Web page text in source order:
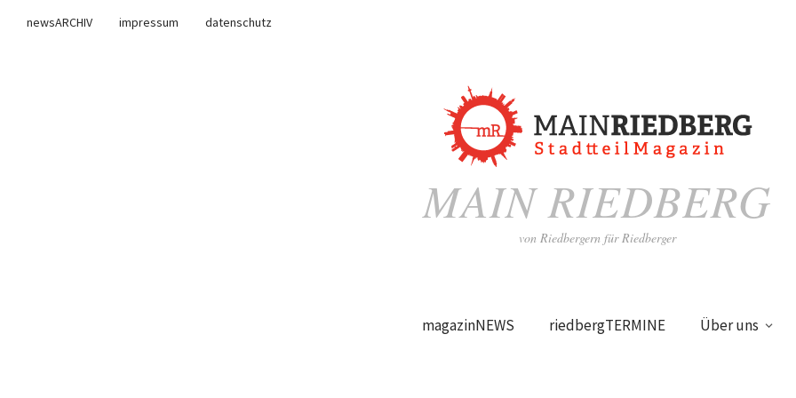
newsARCHIV impressum
datenschutz
MAIN RIEDBERG
von Riedbergern für Riedberger
magazinNEWS riedbergTERMINE Über uns